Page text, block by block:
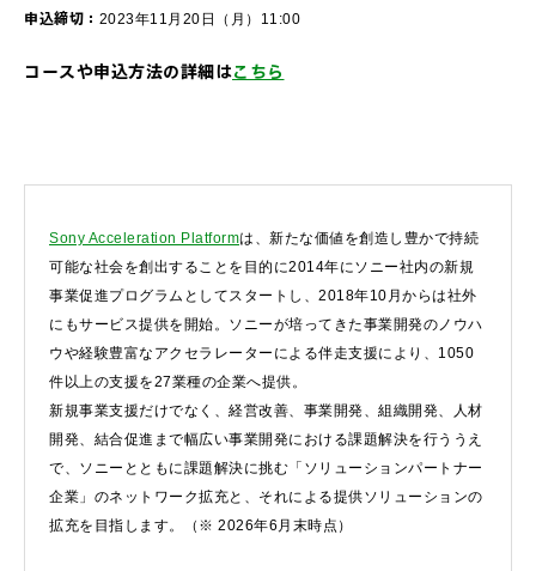
申込締切： 2023年11月20日（月）11:00
コースや申込方法の詳細はこちら
Sony Acceleration Platformは、新たな価値を創造し豊かで持続
可能な社会を創出することを目的に2014年にソニー社内の新規
事業促進プログラムとしてスタートし、2018年10月からは社外
にもサービス提供を開始。ソニーが培ってきた事業開発のノウハ
ウや経験豊富なアクセラレーターによる伴走支援により、1050
件以上の支援を27業種の企業へ提供。
新規事業支援だけでなく、経営改善、事業開発、組織開発、人材
開発、結合促進まで幅広い事業開発における課題解決を行ううえ
で、ソニーとともに課題解決に挑む「ソリューションパートナー
企業」のネットワーク拡充と、それによる提供ソリューションの
拡充を目指します。（※ 2026年6月末時点）